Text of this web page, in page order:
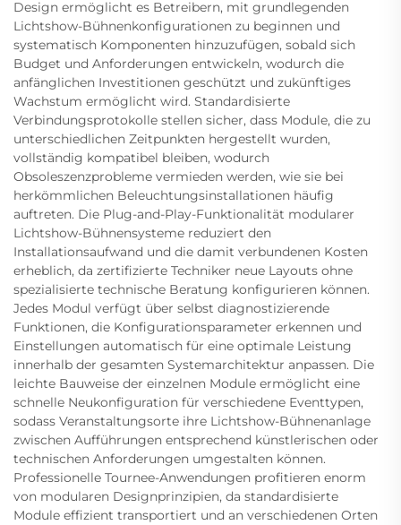
Design ermöglicht es Betreibern, mit grundlegenden
Lichtshow-Bühnenkonfigurationen zu beginnen und
systematisch Komponenten hinzuzufügen, sobald sich
Budget und Anforderungen entwickeln, wodurch die
anfänglichen Investitionen geschützt und zukünftiges
Wachstum ermöglicht wird. Standardisierte
Verbindungsprotokolle stellen sicher, dass Module, die zu
unterschiedlichen Zeitpunkten hergestellt wurden,
vollständig kompatibel bleiben, wodurch
Obsoleszenzprobleme vermieden werden, wie sie bei
herkömmlichen Beleuchtungsinstallationen häufig
auftreten. Die Plug-and-Play-Funktionalität modularer
Lichtshow-Bühnensysteme reduziert den
Installationsaufwand und die damit verbundenen Kosten
erheblich, da zertifizierte Techniker neue Layouts ohne
spezialisierte technische Beratung konfigurieren können.
Jedes Modul verfügt über selbst diagnostizierende
Funktionen, die Konfigurationsparameter erkennen und
Einstellungen automatisch für eine optimale Leistung
innerhalb der gesamten Systemarchitektur anpassen. Die
leichte Bauweise der einzelnen Module ermöglicht eine
schnelle Neukonfiguration für verschiedene Eventtypen,
sodass Veranstaltungsorte ihre Lichtshow-Bühnenanlage
zwischen Aufführungen entsprechend künstlerischen oder
technischen Anforderungen umgestalten können.
Professionelle Tournee-Anwendungen profitieren enorm
von modularen Designprinzipien, da standardisierte
Module effizient transportiert und an verschiedenen Orten